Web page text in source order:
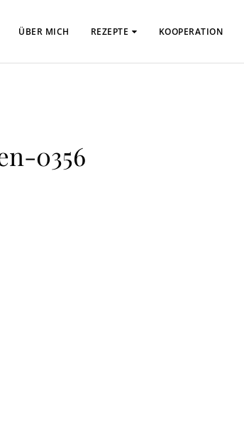
ÜBER MICH REZEPTE KOOPERATION
0356